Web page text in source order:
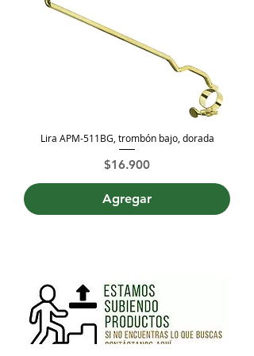
Lira APM-511BG, trombón bajo, dorada
Precio
$16.900
Agregar